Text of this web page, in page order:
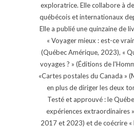
exploratrice. Elle collabore à
québécois et internationaux
Elle a publié une quinzaine de
« Voyager mieux : est-ce
(Québec Amérique, 2023), «
voyages ? » (Éditions de
«Cartes postales du Canada »
en plus de diriger les deux
Testé et approuvé : le
expériences extraordinaires
2017 et 2023) et de coécrire «